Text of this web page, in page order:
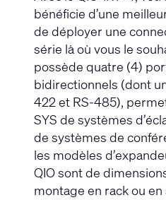
bénéficie d’une
de déployer une
série là où vous le
possède quatre (4)
bidirectionnels (dont
422 et RS-485),
SYS de systèmes
de systèmes de
les modèles
QIO sont de
montage en rack ou en